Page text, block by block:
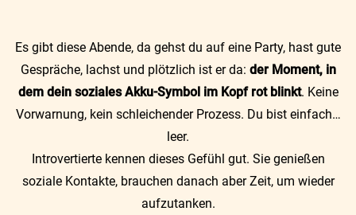
Es gibt diese Abende, da gehst du auf eine Party, hast gute
Gespräche, lachst und plötzlich ist er da: der Moment, in
dem dein soziales Akku-Symbol im Kopf rot blinkt. Keine
Vorwarnung, kein schleichender Prozess. Du bist einfach…
leer.
Introvertierte kennen dieses Gefühl gut. Sie genießen
soziale Kontakte, brauchen danach aber Zeit, um wieder
aufzutanken.